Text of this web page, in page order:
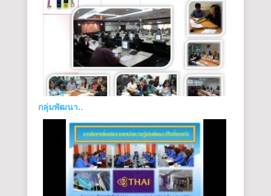
กลุ่มพัฒนา..